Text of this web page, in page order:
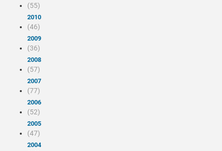
(55)
2010
(46)
2009
(36)
2008
(57)
2007
(77)
2006
(52)
2005
(47)
2004